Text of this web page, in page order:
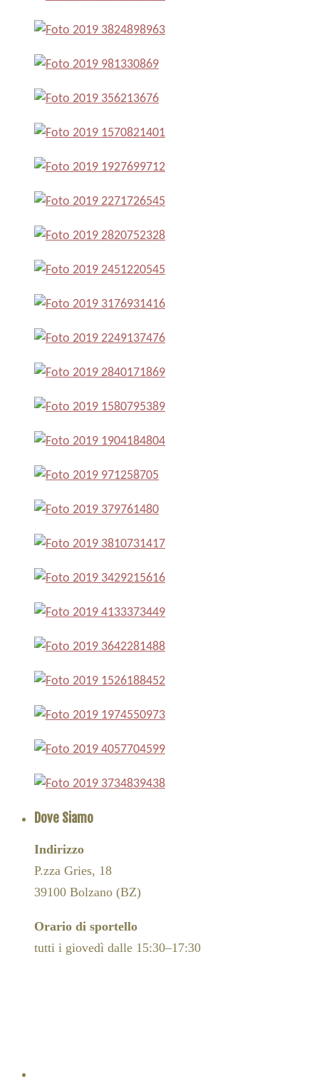
Dove Siamo
Indirizzo
P.zza Gries, 18
39100 Bolzano (BZ)
Orario di sportello
tutti i giovedì dalle 15:30–17:30